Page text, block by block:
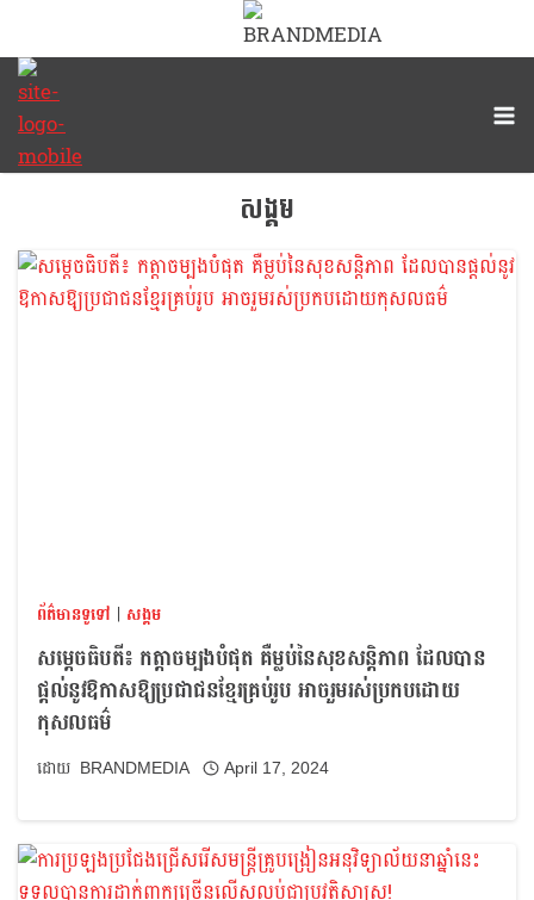
content
សង្គម
ព័ត៌មានទូទៅ | សង្គម
សម្ដេចធិបតី៖ កត្តាចម្បងបំផុត គឺម្លប់នៃសុខសន្តិភាព ដែលបាន
ផ្តល់នូវឱកាសឱ្យប្រជាជនខ្មែរគ្រប់រូប អាចរួមរស់ប្រកបដោយ
កុសលធម៌
BRANDMEDIA April 17, 2024